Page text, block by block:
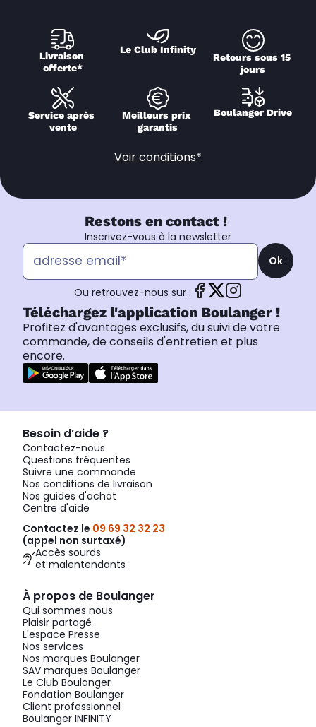
Livraison
offerte*
Le Club Infinity
Retours sous 15
jours
Service après
vente
Meilleurs prix
garantis
Boulanger Drive
Voir conditions*
Restons en contact !
Inscrivez-vous à la newsletter
Ok
Ou retrouvez-nous sur :
Téléchargez l'application Boulanger !
Profitez d'avantages exclusifs, du suivi de votre
commande, de conseils d'entretien et plus
encore.
Besoin d’aide ?
Contactez-nous
Questions fréquentes
Suivre une commande
Nos conditions de livraison
Nos guides d'achat
Centre d'aide
Contactez le 09 69 32 32 23
(appel non surtaxé)
Accès sourds
et malentendants
À propos de Boulanger
Qui sommes nous
Plaisir partagé
L'espace Presse
Nos services
Nos marques Boulanger
SAV marques Boulanger
Le Club Boulanger
Fondation Boulanger
Client professionnel
Boulanger INFINITY